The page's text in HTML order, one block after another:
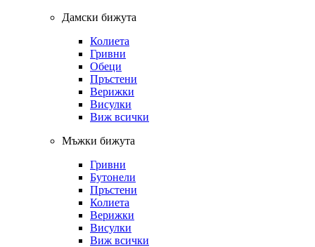
Дамски бижута
Колиета
Гривни
Обеци
Пръстени
Верижки
Висулки
Виж всички
Мъжки бижута
Гривни
Бутонели
Пръстени
Колиета
Верижки
Висулки
Виж всички